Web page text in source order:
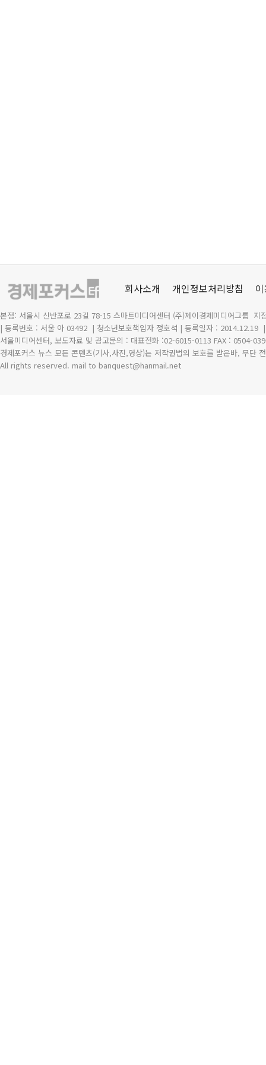
회사소개 개인정보처리방침
본점: 서울시 신반포로 23길 78-15 스마트미디어센터 (주)제이경제미디어그룹 지
| 등록번호 : 서울 아 03492 | 청소년보호책임자 정호석 | 등록일자 : 2014.12.19
서울미디어센터, 보도자료 및 광고문의 : 대표전화 :02-6015-0113 FAX : 0504-
경제포커스 뉴스 모든 콘텐츠(기사,사진,영상)는 저작권법의 보호를 받은바, 무단
All rights reserved. mail to banquest@hanmail.net